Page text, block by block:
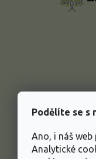
Podělíte se s
Ano, i náš
Analytické